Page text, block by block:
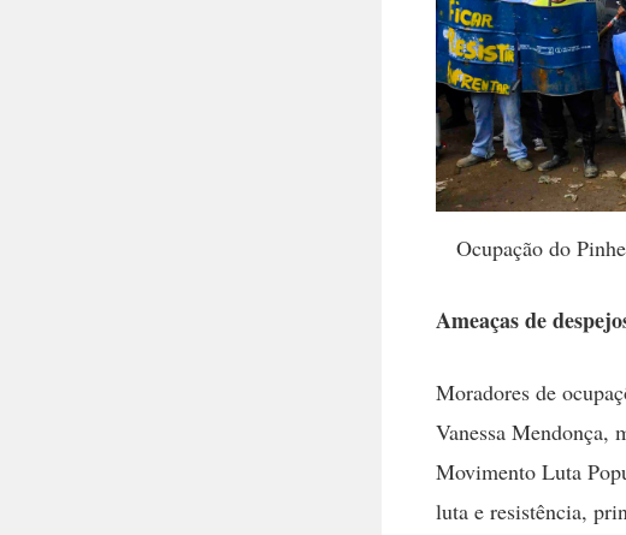
Ocupação do
Ameaças de
Moradores de
Vanessa Mendonça,
Movimento Luta
luta e resistência,